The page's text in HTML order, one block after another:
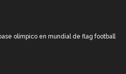
olímpico en mundial de flag football